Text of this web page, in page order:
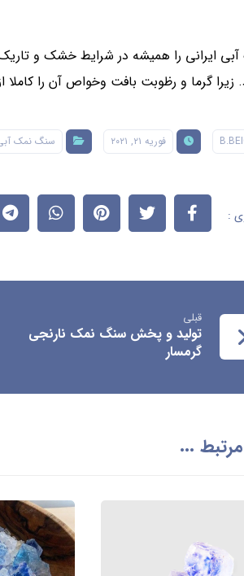
ایرانی را همیشه در شرایط خشک و تاریک
زیرا گرما و رظوبت بافت وخواص آن را کاملا
فوریه ۲۱, ۲۰۲۱ سنگ نمک
قبلی
تولید و پخش سنگ نمک نارنجی
گرمسار
...